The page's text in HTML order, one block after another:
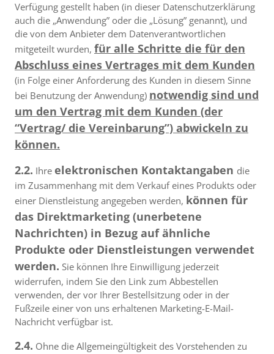
Verfügung gestellt haben (in dieser Datenschutzerklärung
auch die „Anwendung” oder die „Lösung” genannt), und
die von dem Anbieter dem Datenverantwortlichen
mitgeteilt wurden, für alle Schritte die für den
Abschluss eines Vertrages mit dem Kunden
(in Folge einer Anforderung des Kunden in diesem Sinne
bei Benutzung der Anwendung) notwendig sind und
um den Vertrag mit dem Kunden (der
“Vertrag/ die Vereinbarung”) abwickeln zu
können.
2.2. Ihre elektronischen Kontaktangaben die
im Zusammenhang mit dem Verkauf eines Produkts oder
einer Dienstleistung angegeben werden, können für
das Direktmarketing (unerbetene
Nachrichten) in Bezug auf ähnliche
Produkte oder Dienstleistungen verwendet
werden. Sie können Ihre Einwilligung jederzeit
widerrufen, indem Sie den Link zum Abbestellen
verwenden, der vor Ihrer Bestellsitzung oder in der
Fußzeile einer von uns erhaltenen Marketing-E-Mail-
Nachricht verfügbar ist.
2.4. Ohne die Allgemeingültigkeit des Vorstehenden zu